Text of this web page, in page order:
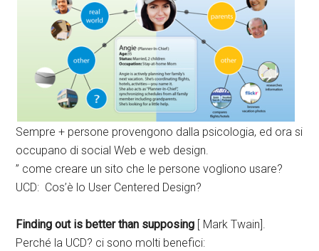
Sempre + persone provengono dalla psicologia, ed ora si
occupano di social Web e web design.
” come creare un sito che le persone vogliono usare?
UCD: Cos’è lo User Centered Design?
Finding out is better than supposing [ Mark Twain].
Perché la UCD? ci sono molti benefici: